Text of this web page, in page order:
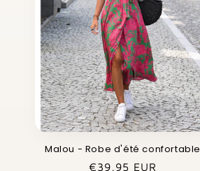
Malou - Robe d'été confortable
Prix
€39,95 EUR